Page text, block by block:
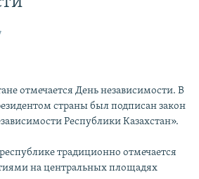
отмечается День независимости. В
страны был подписан закон
Республики Казахстан».
традиционно отмечается
на центральных площадях